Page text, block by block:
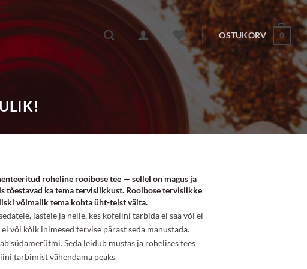
OSTUKORV 0
roheline rooibose tee — sellel on magus ja
tõestavad ka tema tervislikkust. Rooibose tervislikke
võimalik tema kohta üht-teist väita.
lastele ja neile, kes kofeiini tarbida ei saa või ei
või kõik inimesed tervise pärast seda manustada.
südamerütmi. Seda leidub mustas ja rohelises tees
tarbimist vähendama peaks.